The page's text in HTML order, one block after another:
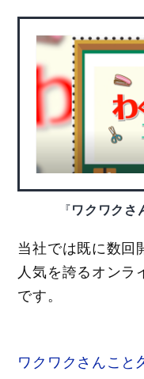
『ワクワクさ
当社では既に数回
人気を誇るオンラ
です。
ワクワクさんこと